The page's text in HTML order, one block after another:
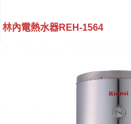
林內電熱水器REH-1564